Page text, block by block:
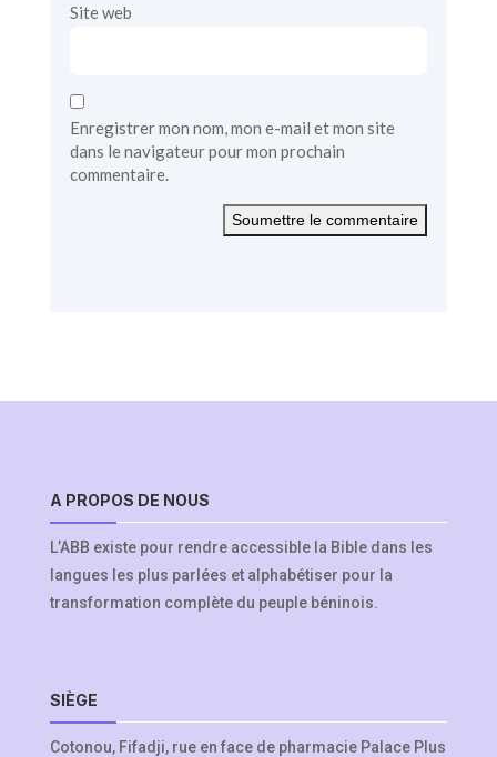
Site web
Enregistrer mon nom, mon e-mail et mon site
dans le navigateur pour mon prochain
commentaire.
Soumettre le commentaire
A PROPOS DE NOUS
L’ABB existe pour rendre accessible la Bible dans les
langues les plus parlées et alphabétiser pour la
transformation complète du peuple béninois.
SIÈGE
Cotonou, Fifadji, rue en face de pharmacie Palace Plus